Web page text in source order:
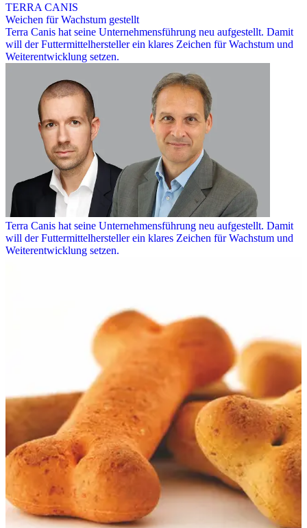
TERRA CANIS
Weichen für Wachstum gestellt
Terra Canis hat seine Unternehmensführung neu aufgestellt. Damit
will der Futtermittelhersteller ein klares Zeichen für Wachstum und
Weiterentwicklung setzen.
Terra Canis hat seine Unternehmensführung neu aufgestellt. Damit
will der Futtermittelhersteller ein klares Zeichen für Wachstum und
Weiterentwicklung setzen.